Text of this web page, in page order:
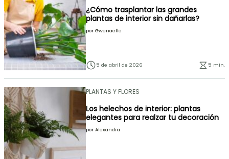
¿Cómo trasplantar las grandes
plantas de interior sin dañarlas?
por Gwenaëlle
5 de abril de 2026 5 min.
PLANTAS Y FLORES
Los helechos de interior: plantas
elegantes para realzar tu decoración
por Alexandra